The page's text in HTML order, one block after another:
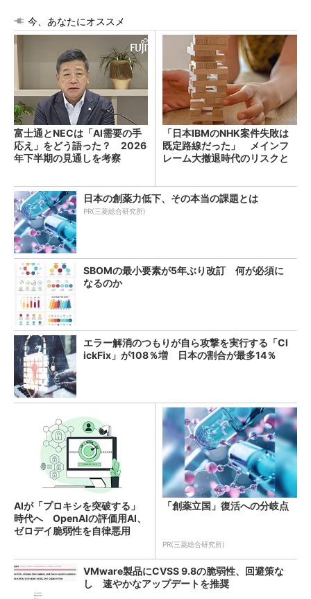
今、あなたにオススメ
富士通とNECは「AI需要の手
応え」をどう語った？ 2026
年下半期の見通しを考察
「日本IBMのNHK案件失敗は
既定路線だった」 メインフ
レーム大撤退時代のリスクと
日本の創薬力低下、その本当の課題とは
PR(三菱総合研究所)
SBOMの最小要素が5年ぶり改訂 何が必須に
なるのか
エラー解消のつもりが自ら攻撃を実行する「Cl
ickFix」が108％増 日本の割合が最多14％
AIが「プロキシを突破する」
時代へ OpenAIの評価用AI、
ゼロデイ脆弱性を自律悪用
「創薬立国」復活への分岐点
PR(三菱総合研究所)
VMware製品にCVSS 9.8の脆弱性、回避策な
し 速やかなアップデートを推奨